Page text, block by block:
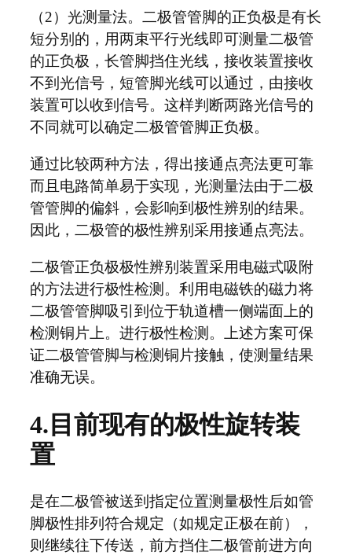
（2）光测量法。二极管管脚的正负极是有长
短分别的，用两束平行光线即可测量二极管
的正负极，长管脚挡住光线，接收装置接收
不到光信号，短管脚光线可以通过，由接收
装置可以收到信号。这样判断两路光信号的
不同就可以确定二极管管脚正负极。
通过比较两种方法，得出接通点亮法更可靠
而且电路简单易于实现，光测量法由于二极
管管脚的偏斜，会影响到极性辨别的结果。
因此，二极管的极性辨别采用接通点亮法。
二极管正负极极性辨别装置采用电磁式吸附
的方法进行极性检测。利用电磁铁的磁力将
二极管管脚吸引到位于轨道槽一侧端面上的
检测铜片上。进行极性检测。上述方案可保
证二极管管脚与检测铜片接触，使测量结果
准确无误。
4.目前现有的极性旋转装
置
是在二极管被送到指定位置测量极性后如管
脚极性排列符合规定（如规定正极在前），
则继续往下传送，前方挡住二极管前进方向